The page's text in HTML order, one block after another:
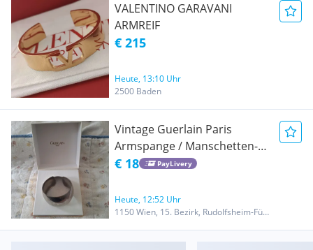
VALENTINO GARAVANI
ARMREIF
€ 215
Heute, 13:10 Uhr
2500 Baden
Vintage Guerlain Paris
Armspange / Manschetten-
Armreif - Silber-Optik
€ 18 PayLivery
Heute, 12:52 Uhr
1150 Wien, 15. Bezirk, Rudolfsheim-Fünfhaus